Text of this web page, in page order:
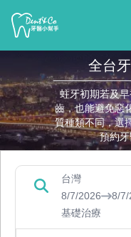
全台
蛀牙初期若及
齒，也能避免惡
質種類不同，選
預約
台灣
8/7/2026
8/7/
基礎治療